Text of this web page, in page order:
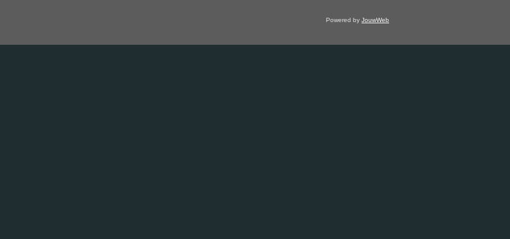
Powered by JouwWeb